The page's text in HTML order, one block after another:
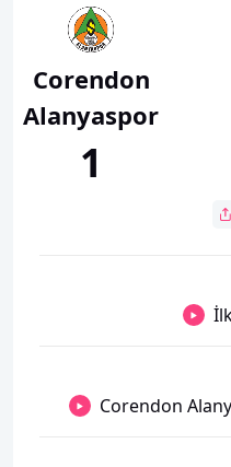
Corendon
Alanyaspor
1
Corendon